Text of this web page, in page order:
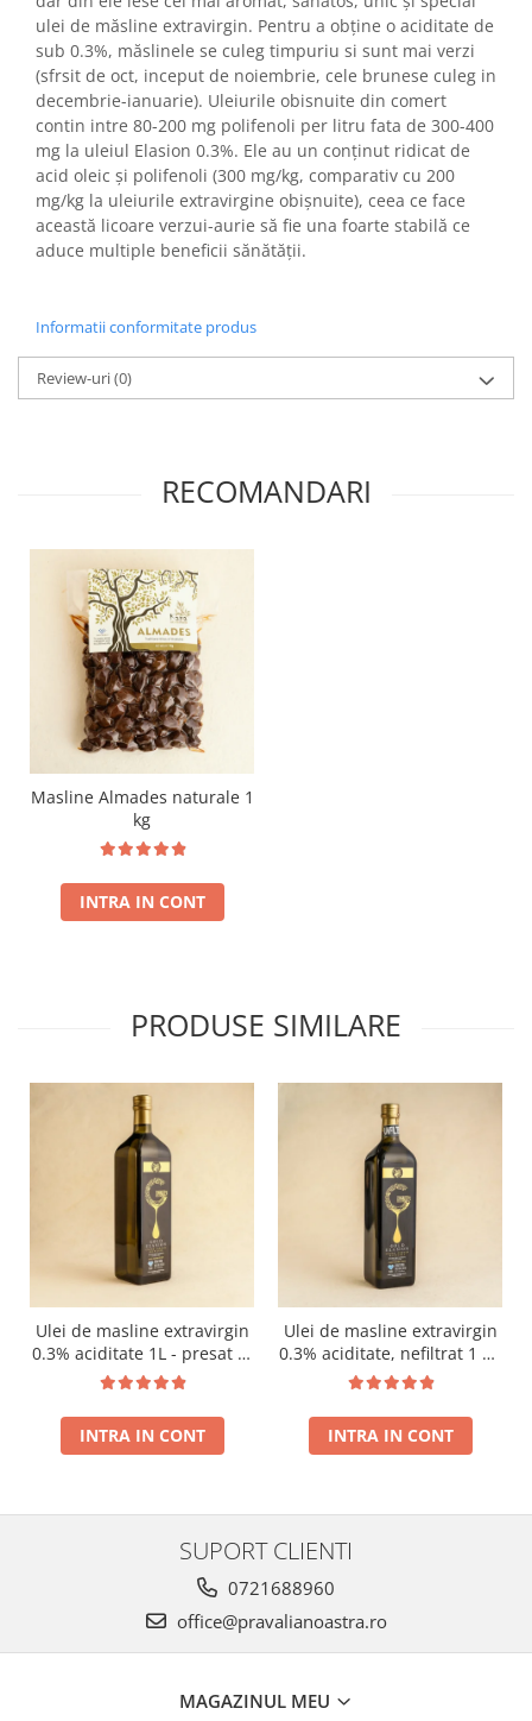
ulei de măsline extravirgin. Pentru a obține o aciditate de
sub 0.3%, măslinele se culeg timpuriu si sunt mai verzi
(sfrsit de oct, inceput de noiembrie, cele brunese culeg in
decembrie-ianuarie). Uleiurile obisnuite din comert
contin intre 80-200 mg polifenoli per litru fata de 300-400
mg la uleiul Elasion 0.3%. Ele au un conținut ridicat de
acid oleic și polifenoli (300 mg/kg, comparativ cu 200
mg/kg la uleiurile extravirgine obișnuite), ceea ce face
această licoare verzui-aurie să fie una foarte stabilă ce
aduce multiple beneficii sănătății.
Informatii conformitate produs
Review-uri(0)
RECOMANDARI
Masline Almades naturale 1
kg
INTRA IN CONT
PRODUSE SIMILARE
Ulei de masline extravirgin
0.3% aciditate 1L - presat la
rece RECOLTA NOUA
INTRA IN CONT
Ulei de masline extravirgin
0.3% aciditate, nefiltrat 1 L -
presat la rece RECOLTA
INTRA IN CONT
SUPORT CLIENTI
0721688960
office@pravalianoastra.ro
MAGAZINUL MEU